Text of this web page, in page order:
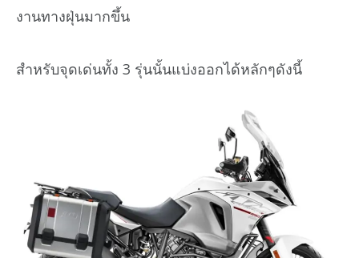
งานทางฝุ่นมากขึ้น
สำหรับจุดเด่นทั้ง 3 รุ่นนั้นแบ่งออกได้หลักๆดังนี้